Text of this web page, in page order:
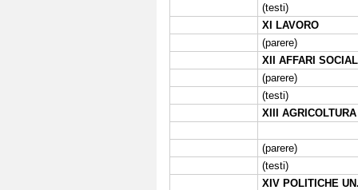
(testi)
XI LAVORO
(parere)
XII AFFARI
(parere)
(testi)
XIII AGRICOLTURA
(parere)
(testi)
XIV POLITICHE